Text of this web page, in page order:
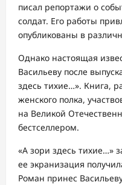
писал репортажи о
солдат. Его работы
опубликованы в
Однако настоящая
Васильеву после
здесь тихие…». Книга,
женского полка,
на Великой
бестселлером.
«А зори здесь тихие…»
ее экранизация
Роман принес